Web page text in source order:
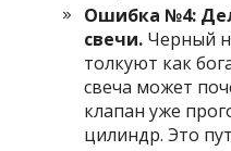
Ошибка №4:
свечи. Черный
толкуют как
свеча может
клапан уже
цилиндр. Это